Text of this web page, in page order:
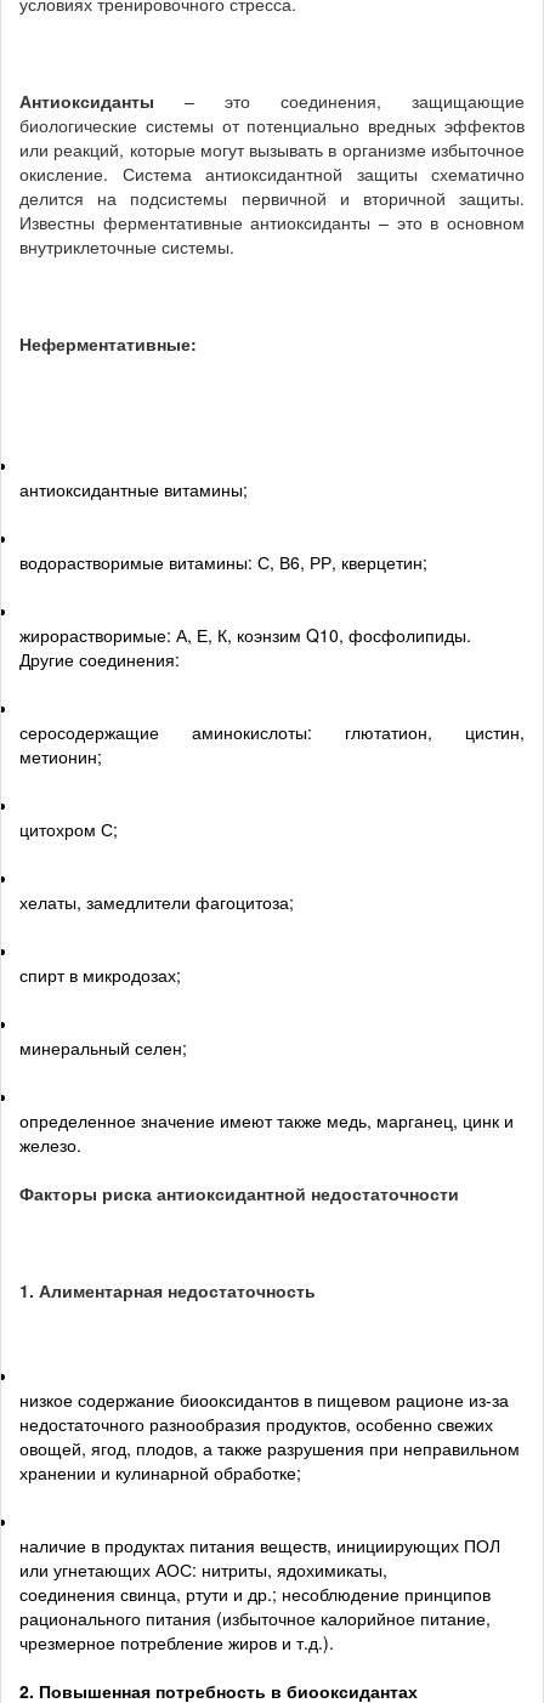
Антиоксиданты – это соединения, защищающие
биологические системы от потенциально вредных эффектов
или реакций, которые могут вызывать в организме избыточное
окисление. Система антиоксидантной защиты схематично
делится на подсистемы первичной и вторичной защиты.
Известны ферментативные антиоксиданты – это в основном
внутриклеточные системы.
Неферментативные:
антиоксидантные витамины;
водорастворимые витамины: С, В6, РР, кверцетин;
жирорастворимые: А, Е, К, коэнзим Q10, фосфолипиды.
Другие соединения:
серосодержащие аминокислоты: глютатион, цистин,
метионин;
цитохром С;
хелаты, замедлители фагоцитоза;
спирт в микродозах;
минеральный селен;
определенное значение имеют также медь, марганец, цинк и
железо.
Факторы риска антиоксидантной недостаточности
1. Алиментарная недостаточность
низкое содержание биооксидантов в пищевом рационе из-за
недостаточного разнообразия продуктов, особенно свежих
овощей, ягод, плодов, а также разрушения при неправильном
хранении и кулинарной обработке;
наличие в продуктах питания веществ, инициирующих ПОЛ
или угнетающих АОС: нитриты, ядохимикаты,
соединения свинца, ртути и др.; несоблюдение принципов
рационального питания (избыточное калорийное питание,
чрезмерное потребление жиров и т.д.).
2. Повышенная потребность в биооксидантах